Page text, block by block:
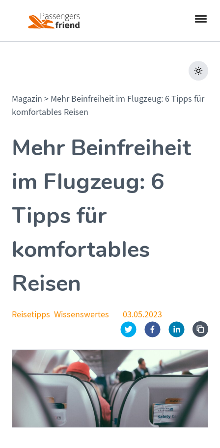
Magazin > Mehr Beinfreiheit im Flugzeug: 6 Tipps für
komfortables Reisen
Mehr Beinfreiheit
im Flugzeug: 6
Tipps für
komfortables
Reisen
Reisetipps Wissenswertes 03.05.2023